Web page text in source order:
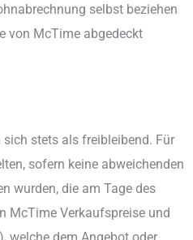
selbst beziehen
von McTime abgedeckt
stets als freibleibend. Für
sofern keine abweichenden
wurden, die am Tage des
McTime Verkaufspreise und